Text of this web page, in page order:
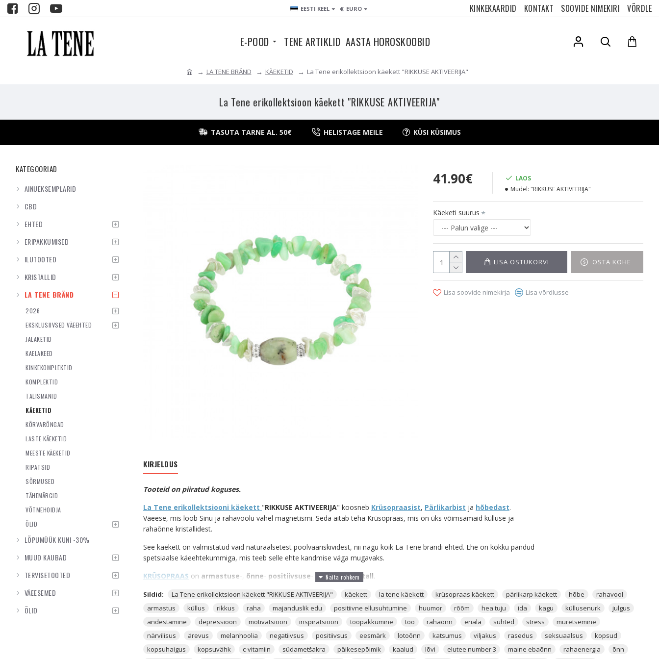
EESTI KEEL € EURO KINKEKAARDID KONTAKT SOOVIDE NIMEKIRI VÕRDLE
E-POOD TENE ARTIKLID AASTA HOROSKOOBID
LA TENE BRÄND KÄEKETID La Tene erikollektsioon käekett "RIKKUSE AKTIVEERIJA"
La Tene erikollektsioon käekett "RIKKUSE AKTIVEERIJA"
TASUTA TARNE AL. 50€ HELISTAGE MEILE KÜSI KÜSIMUS
KATEGOORIAD
AINUEKSEMPLARID
CBD
EHTED
ERIPAKKUMISED
ILUTOOTED
KRISTALLID
LA TENE BRÄND
2026
EKSKLUSIIVSED VÄEEHTED
JALAKETID
KAELAKEED
KINKEKOMPLEKTID
KOMPLEKTID
TALISMANID
KÄEKETID
KÕRVARÕNGAD
LASTE KÄEKETID
MEESTE KÄEKETID
RIPATSID
SÕRMUSED
TÄHEMÄRGID
VÕTMEHOIDJA
ÕLID
LÕPUMÜÜK KUNI -30%
MUUD KAUBAD
TERVISETOOTED
VÄEESEMED
ÕLID
41.90€
LAOS
Mudel: "RIKKUSE AKTIVEERIJA"
Käeketi suurus
LISA OSTUKORVI OSTA KOHE
Lisa soovide nimekirja Lisa võrdlusse
KIRJELDUS
Tooteid on piiratud koguses.
La Tene erikollektsiooni käekett "RIKKUSE AKTIVEERIJA" koosneb Krüsopraasist, Pärlikarbist ja hõbedast.
Väeese, mis loob Sinu ja rahavoolu vahel magnetismi. Seda aitab teha Krüsopraas, mis on üks võimsamaid külluse ja
rahaõnne kristallidest.
See käekett on valmistatud vaid naturaalsetest poolvääriskividest, nii nagu kõik La Tene brändi ehted. Ehe on kokku pandud
spetsiaalse käeehtekummiga, mis teeb selle ehte kandmise väga mugavaks.
KRÜSOPRAAS on armastuse-, õnne- positiivsuse- jaküllusekristall.
Krüsopraas pärineb peamiselt Lõuna-Aafrikast, Tansaaniast, Madagaskarilt ja Brasiiliast. Lisaks nendele riikidele leidub
Krüsopraasi maapõues ka USA-s, Poolas ja Austraalias.
Krüsopraas on mineraal, mis koosneb peamiselt silikoondioksiidist. Krüsopraas kuulub
Kaltsedonide
mineraalide gruppi,
mis on omakorda Kvartsiliste grupi üks alamliike. Krüsopraasile on omane pruunikas-rohekas toon. Pruun värv
sümboliseerib Krüsopraasis maalähedust, maisust, tasakaalu ja harmooniat. Rohekas värvus sümboliseerib Krüsopraasis
õnne, küllust ja armastust. Rohekas värvus tekib selle kristalli sisse Kvartsi ja nikli ühinemisel. Väga kaunis on Krüsopraas
Sildid: La Tene erikollektsioon käekett "RIKKUSE AKTIVEERIJA" käekett la tene käekett krüsopraas käekett pärlikarp käekett hõbe
rahavool
armastus
küllus rikkus raha majanduslik edu positiivne ellusuhtumine huumor rõõm hea tuju ida kagu küllusenurk
julgus
andestamine
depressioon motivatsioon inspiratsioon tööpakkumine töö rahaõnn eriala suhted stress
muretsemine
närvilisus
ärevus melanhoolia negatiivsus positiivsus eesmärk lotoõnn katsumus viljakus rasedus seksuaalsus
kopsud
kopsuhaigus
kopsuvähk c-vitamiin südametšakra päikesepõimik kaalud lõvi elutee number 3 maine ebaõnn rahaenergia
õnn